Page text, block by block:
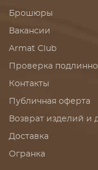
Брошюры
Вакансии
Armat Club
Проверка
Контакты
Публичная оферта
Возврат изделий и
Доставка
Огранка